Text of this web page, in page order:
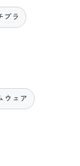
プラ
ウェア